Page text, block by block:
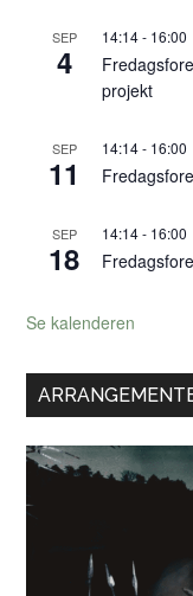
SEP
4
14:14- 16:00
projekt
SEP
11
14:14- 16:00
SEP
18
14:14- 16:00
Se kalenderen